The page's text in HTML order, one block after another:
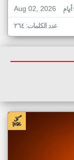
Aug 02, 2026
عدد الكلمات: ٢٦٤